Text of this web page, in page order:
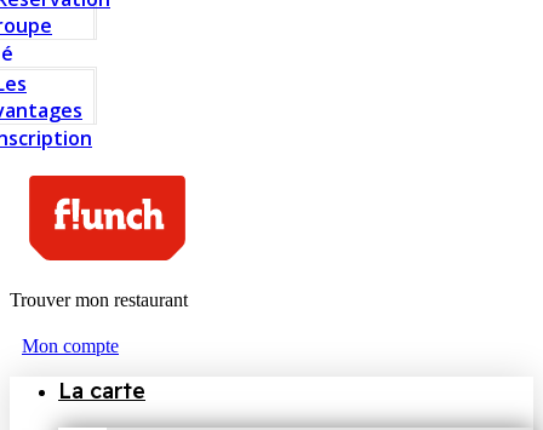
Trouver mon restaurant
Mon compte
La carte